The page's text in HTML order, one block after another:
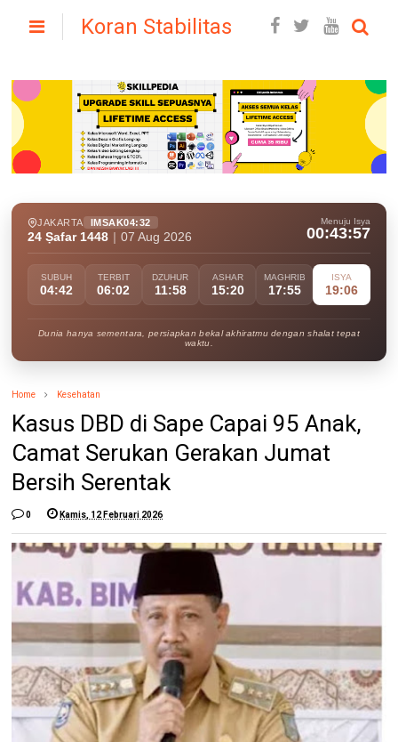
Koran Stabilitas
JAKARTA IMSAK04:32
24 Ṣafar 1448 07 Aug 2026
Menuju Isya
00:43:56
SUBUH
04:42
TERBIT
06:02
DZUHUR
11:58
ASHAR
15:20
MAGHRIB
17:55
ISYA
19:06
Dunia hanya sementara, persiapkan bekal akhiratmu dengan shalat tepat
waktu.
Home Kesehatan
Kasus DBD di Sape Capai 95 Anak,
Camat Serukan Gerakan Jumat
Bersih Serentak
0 Kamis, 12 Februari 2026